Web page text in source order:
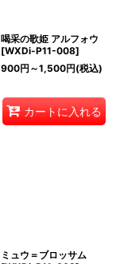
喝采の歌姫 アルフォウ
[WXDi-P11-008]
900円 ～1,500円(税込)
カートに入れる
ミュウ＝ブロッサム